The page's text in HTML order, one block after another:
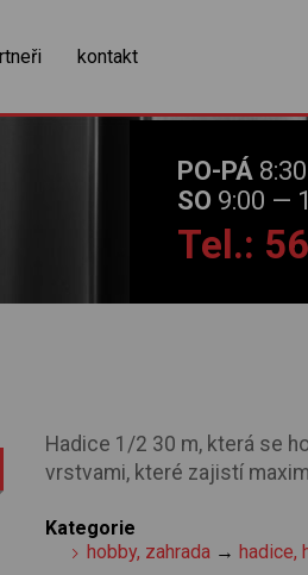
kontakt
obsah košíku
PO-PÁ
SO 9:00 —
Tel.:
Hadice 1/2 30 m, která se
vrstvami, které zajistí
Kategorie
hobby, zahrada →hadice,